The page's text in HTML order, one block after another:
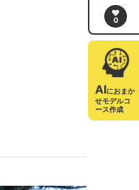
AIルートプランナー
0
AIにおまか
せモデルコ
ース作成